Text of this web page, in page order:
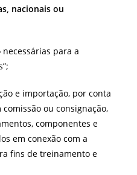
nacionais ou
para a
e importação, por conta
ou consignação,
componentes e
em conexão com a
fins de treinamento e